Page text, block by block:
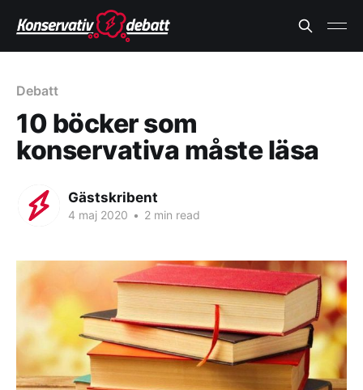
Debatt
10 böcker som
konservativa måste läsa
Gästskribent
4 maj 2020 • 2 min read